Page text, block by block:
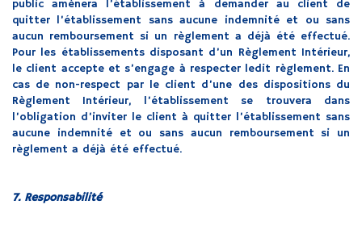
public amènera l’établissement à demander au client de
quitter l’établissement sans aucune indemnité et ou sans
aucun remboursement si un règlement a déjà été effectué.
Pour les établissements disposant d’un Règlement Intérieur,
le client accepte et s’engage à respecter ledit règlement. En
cas de non-respect par le client d’une des dispositions du
Règlement Intérieur, l’établissement se trouvera dans
l’obligation d’inviter le client à quitter l’établissement sans
aucune indemnité et ou sans aucun remboursement si un
règlement a déjà été effectué.
7. Responsabilité